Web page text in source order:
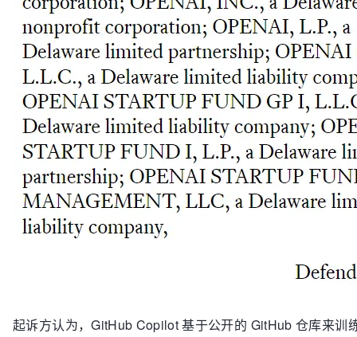
起诉方认为，GitHub Copilot 基于公开的 GitHub 仓库来